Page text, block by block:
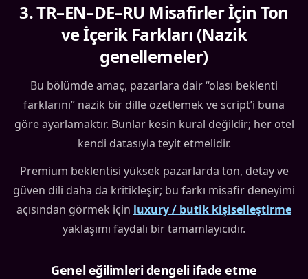
3.TR–EN–DE–RU Misafirler İçin Ton
ve İçerik Farkları (Nazik
genellemeler)
Bu bölümde amaç, pazarlara dair “olası beklenti
farklarını” nazik bir dille özetlemek ve script’i buna
göre ayarlamaktır. Bunlar kesin kural değildir; her otel
kendi datasıyla teyit etmelidir.
Premium beklentisi yüksek pazarlarda ton, detay ve
güven dili daha da kritikleşir; bu farkı misafir deneyimi
açısından görmek için luxury / butik kişiselleştirme
yaklaşımı faydalı bir tamamlayıcıdır.
Genel eğilimleri dengeli ifade etme